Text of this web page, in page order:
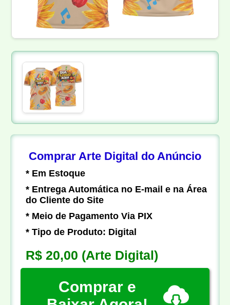
Comprar Arte Digital do Anúncio
* Em Estoque
* Entrega Automática no E-mail e na Área
do Cliente do Site
* Meio de Pagamento Via PIX
* Tipo de Produto: Digital
R$ 20,00 (Arte Digital)
Comprar e